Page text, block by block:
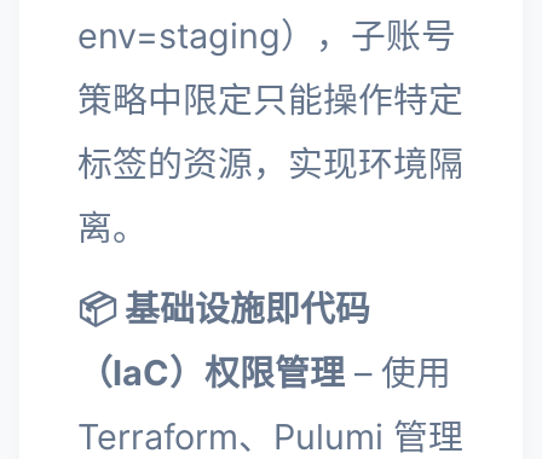
env=staging），子账号
策略中限定只能操作特定
标签的资源，实现环境隔
离。
📦 基础设施即代码
（IaC）权限管理 – 使用
Terraform、Pulumi 管理